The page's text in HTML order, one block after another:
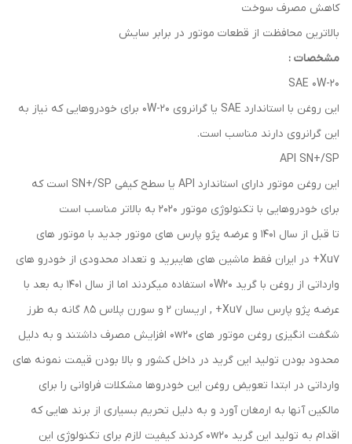
کاهش مصرف سوخت
بالاترین محافظت از قطعات موتور در برابر سایش
مشخصات :
SAE 0W-20
این روغن با استاندارد SAE یا گرانروی 0W-20 برای خودروهایی که نیاز به
این گرانروی دارند مناسب است.
API SN+/SP
این روغن موتور دارای استاندارد API یا سطح کیفی SN+/SP است که
برای خودروهایی با تکنولوژی موتور 2020 به بالاتر مناسب است
تا قبل از سال ۱۴۰۱ و عرضه پژو پارس های موتور جدید با موتور های
Xu7+ در ایران فقط ماشین های هایبرید و تعداد محدودی از خودرو های
وارداتی از روغن با گرید 0W20 استفاده میکردند اما از سال ۱۴۰۱ به بعد با
عرضه پژو پارس سال Xu7+ , اریسان ۲ و سورن پلاس ۸۵ گانه به طرز
شگفت انگیزی روغن موتور های 0w20 افزایش مصرف داشتند و به دلیل
محدود بودن تولید این گرید در داخل کشور و بالا بودن قیمت نمونه های
وارداتی در ابتدا تعویض روغن این خودروها مشکلات فراوانی را برای
مالکین آنها به ارمغان آورد و به دلیل تحریم بسیاری از برند هایی که
اقدام به تولید این گرید 0w20 کردند کیفیت لازم برای تکنولوژی این